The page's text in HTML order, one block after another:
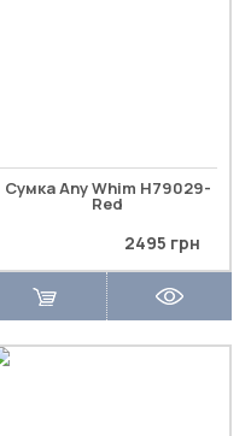
Сумка Any Whim H79029-
Red
2495 грн